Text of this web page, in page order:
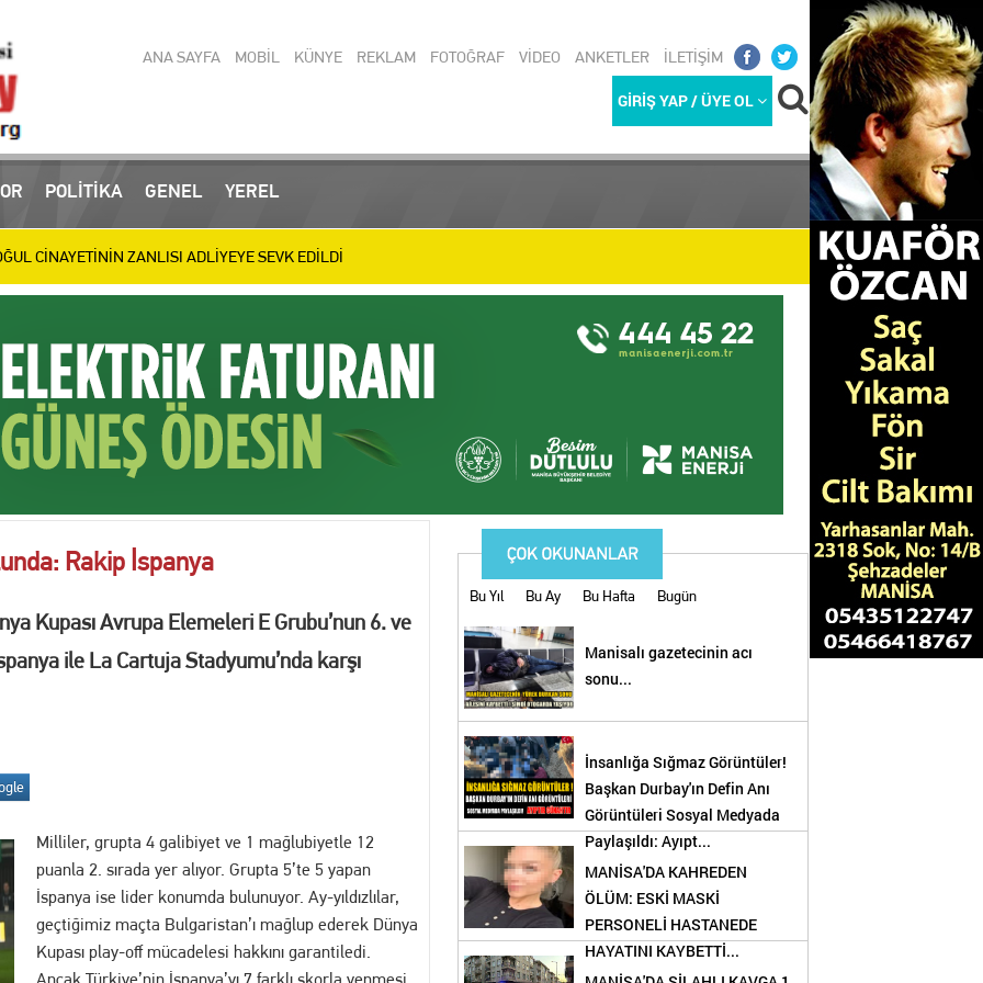
ANA SAYFA MOBİL KÜNYE REKLAM FOTOĞRAF VİDEO ANKETLER İLETİŞİM
GİRİŞ YAP / ÜYE OL
POLİTİKA GENEL YEREL
yakalanan 3 zanlı tutuklandı
CİNAYETİNİN ZANLISI ADLİYEYE SEVK EDİLDİ
Baba ve Oğul Son Yolculuğuna Uğurlanıyor
MESAİSİ: BİLİM MERKEZİ, SEVGİ YOLU VE SOSYAL TESİSLERDE HAREKETLİ G
9 Madalya Kazanan Belinay’ı Ödüllendirdi
Türkiye Şampiyonası’nda 11 Madalya
Muamması: Mücahit Arınç’tan Sert Sorular
bahis operasyonu: 1 tutuklama
BU MAĞAZADAN BAŞLAYIN
YKS ADAYLARINA EĞİTİM VE KOÇLUK DESTEĞİ
Turnuvada 9 Madalya
operasyon! Erdal Beşikçioğlu gözaltına alındı
görüntü kirliliğine geçit yok
KOVALAMACA: 18 YIL KESİLMİŞ CEZASI BULUNAN FİRARİ YAKALANDI!
Rakip İspanya
Kupası Avrupa Elemeleri E Grubu’nun 6. ve
ile La Cartuja Stadyumu’nda karşı
Milliler, grupta 4 galibiyet ve 1 mağlubiyetle 12
puanla 2. sırada yer alıyor. Grupta 5’te 5 yapan
İspanya ise lider konumda bulunuyor. Ay-yıldızlılar,
geçtiğimiz maçta Bulgaristan’ı mağlup ederek Dünya
Kupası play-off mücadelesi hakkını garantiledi.
Bu Yıl Bu Ay Bu Hafta Bugün
Manisalı gazetecinin acı
sonu...
İnsanlığa Sığmaz Görüntüler!
Başkan Durbay'ın Defin Anı
Görüntüleri Sosyal Medyada
Paylaşıldı: Ayıpt...
MANİSA'DA KAHREDEN
ÖLÜM: ESKİ MASKİ
PERSONELİ HASTANEDE
HAYATINI KAYBETTİ...